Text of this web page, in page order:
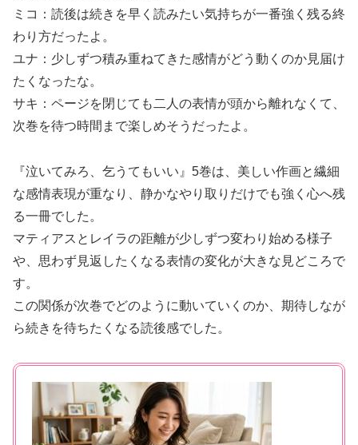
ミコ：読後は続きを早く読みたい気持ちが一番強く残る終
わり方だったよ。
ユナ：少しずつ積み重ねてきた感情がどう動くのか見届け
たくなったな。
サキ：ページを閉じても二人の表情が頭から離れなくて、
次巻を待つ時間まで楽しめそうだったよ。
『泣いてみろ、乞うてもいい』5巻は、美しい作画と繊細
な感情表現が重なり、静かなやり取りだけでも強く心へ残
る一冊でした。
マティアスとレイラの距離が少しずつ変わり始める様子
や、思わず見返したくなる表情の変化が大きな見どころで
す。
この関係が次巻でどのように動いていくのか、期待しなが
ら続きを待ちたくなる読後感でした。